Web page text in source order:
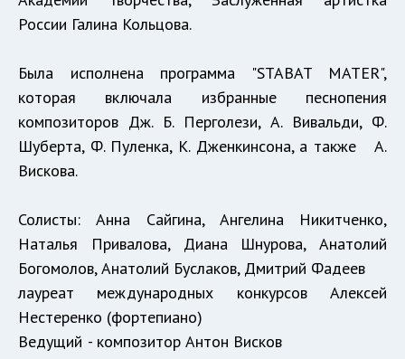
России Галина Кольцова.
Была исполнена программа "STABAT MATER",
которая включала избранные песнопения
композиторов Дж. Б. Перголези, А. Вивальди, Ф.
Шуберта, Ф. Пуленка, К. Дженкинсона, а также А.
Вискова.
Солисты: Анна Сайгина, Ангелина Никитченко,
Наталья Привалова, Диана Шнурова, Анатолий
Богомолов, Анатолий Буслаков, Дмитрий Фадеев
лауреат международных конкурсов Алексей
Нестеренко (фортепиано)
Ведущий - композитор Антон Висков